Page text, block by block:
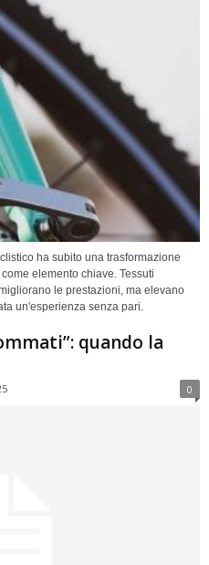
ha subito una trasformazione
elemento chiave. Tessuti
le prestazioni, ma elevano
un'esperienza senza pari.
quando la
0